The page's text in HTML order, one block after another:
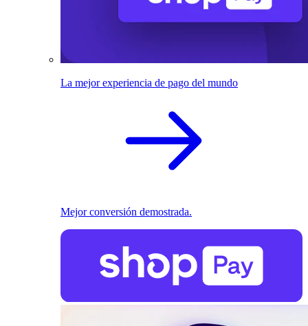
La mejor experiencia de pago del mundo
Mejor conversión demostrada.